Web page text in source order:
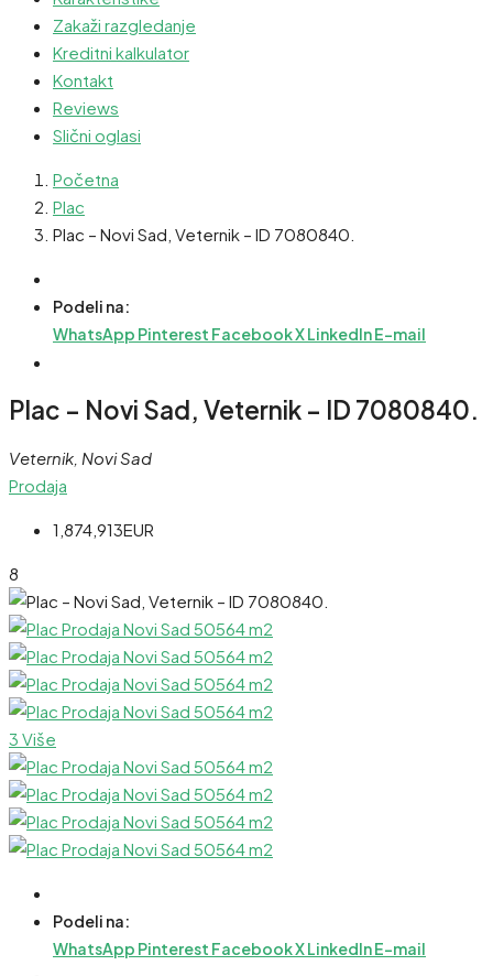
Zakaži razgledanje
Kreditni kalkulator
Kontakt
Reviews
Slični oglasi
Početna
Plac
Plac – Novi Sad, Veternik – ID 7080840.
Podeli na:
WhatsApp Pinterest FacebookXLinkedInE-mail
Plac – Novi Sad, Veternik – ID 7080840.
Veternik, Novi Sad
Prodaja
1,874,913EUR
8
3 Više
Podeli na:
WhatsApp Pinterest FacebookXLinkedInE-mail